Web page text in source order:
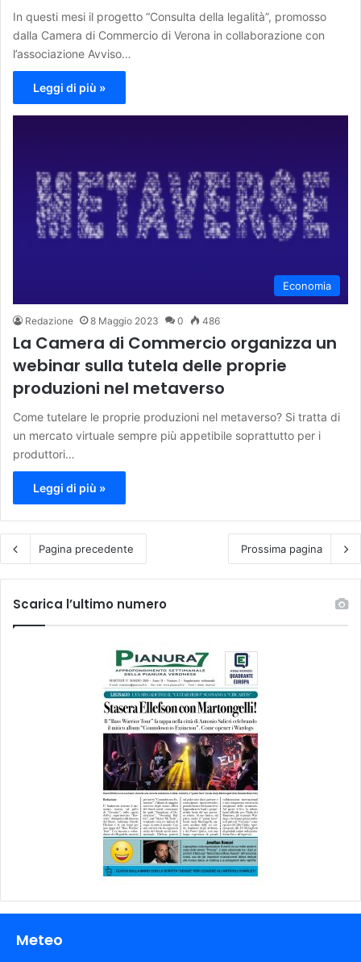
In questi mesi il progetto “Consulta della legalità”, promosso
dalla Camera di Commercio di Verona in collaborazione con
l’associazione Avviso…
Leggi di più »
Economia
Redazione 8 Maggio 2023 0 486
La Camera di Commercio organizza un
webinar sulla tutela delle proprie
produzioni nel metaverso
Come tutelare le proprie produzioni nel metaverso? Si tratta di
un mercato virtuale sempre più appetibile soprattutto per i
produttori…
Leggi di più »
Pagina precedente Prossima pagina
Scarica l’ultimo numero
Meteo